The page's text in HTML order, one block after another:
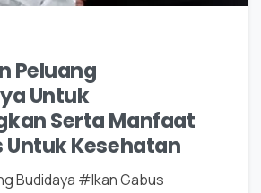
Peluang
Untuk
Serta Manfaat
Untuk Kesehatan
Budidaya #Ikan Gabus